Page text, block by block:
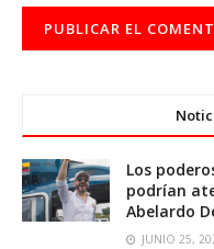
Los
podrían
Abelardo
JUNIO 25,